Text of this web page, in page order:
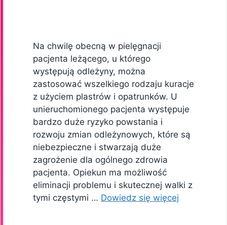
Na chwilę obecną w pielęgnacji
pacjenta leżącego, u którego
występują odleżyny, można
zastosować wszelkiego rodzaju kuracje
z użyciem plastrów i opatrunków. U
unieruchomionego pacjenta występuje
bardzo duże ryzyko powstania i
rozwoju zmian odleżynowych, które są
niebezpieczne i stwarzają duże
zagrożenie dla ogólnego zdrowia
pacjenta. Opiekun ma możliwość
eliminacji problemu i skutecznej walki z
tymi częstymi … Dowiedz się więcej